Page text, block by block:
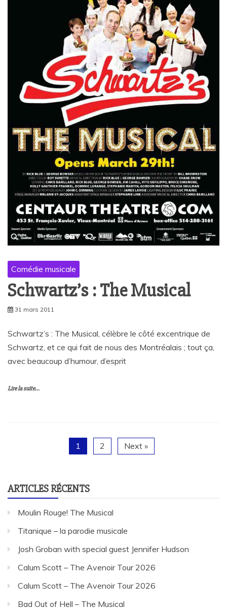
Comédie musicale
Schwartz’s : The Musical
31 mars 2011
Schwartz’s : The Musical, célèbre le côté excentrique de
Schwartz, et ce qui fait de nous des Montréalais ; tout ça,
avec beaucoup d’humour, d’esprit
Lire la suite...
1 2 Next »
ARTICLES RÉCENTS
Moulin Rouge! The Musical
Titanique – la parodie musicale
Josh Groban with special guest Jennifer Hudson
Calum Scott – The Avenoir Tour 2026
Calum Scott – The Avenoir Tour 2026
Bad Out of Hell – The Musical